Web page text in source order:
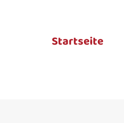
Startseite